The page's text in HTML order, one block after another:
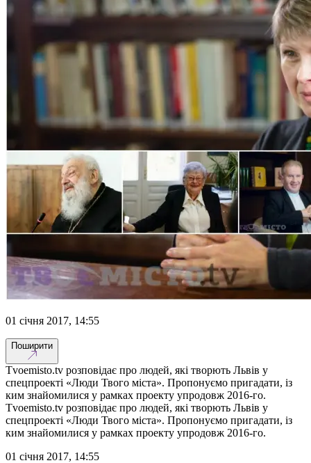
01 січня 2017, 14:55
Поширити
Tvoemisto.tv розповідає про людей, які творють Львів у
спецпроекті «Люди Твого міста». Пропонуємо пригадати, із
ким знайомилися у рамках проекту упродовж 2016-го.
Tvoemisto.tv розповідає про людей, які творють Львів у
спецпроекті «Люди Твого міста». Пропонуємо пригадати, із
ким знайомилися у рамках проекту упродовж 2016-го.
01 січня 2017, 14:55